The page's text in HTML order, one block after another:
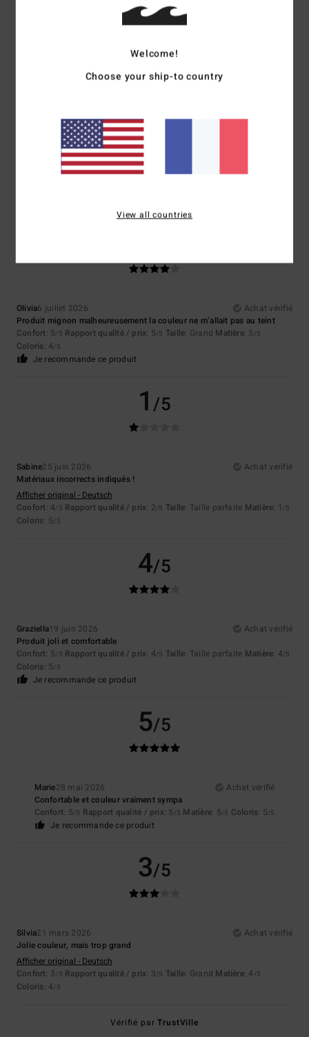
Coloris
Olivia6 juillet 2026
Achat vérifié
Produit mignon malheureusement la couleur ne m’allait pas au teint
Confort: 5/5 Rapport qualité / prix: 5/5 Taille: Grand Matière: 5 /5
Coloris: 4/5
Je recommande ce produit
1/5
Sabine25 juin 2026
Achat vérifié
Matériaux incorrects indiqués !
Afficher original - Deutsch
Confort: 4/5 Rapport qualité / prix: 2/5 Taille: Taille parfaite Matière: 1 /5
Coloris: 5/5
4/5
Graziella19 juin 2026
Achat vérifié
Produit joli et comfortable
Confort: 5/5 Rapport qualité / prix: 4/5 Taille: Taille parfaite Matière: 4/5
Coloris: 5/5
Je recommande ce produit
5/5
Marie28 mai 2026
Achat vérifié
Confortable et couleur vraiment sympa
Confort: 5/5 Rapport qualité / prix: 5 /5 Matière: 5/5 Coloris: 5/5
Je recommande ce produit
3/5
Silvia21 mars 2026
Achat vérifié
Jolie couleur, mais trop grand
Afficher original - Deutsch
Confort: 3/5 Rapport qualité / prix: 3/5 Taille: Grand Matière: 4 /5
Coloris: 4/5
Vérifié parTrustVille
Welcome!
Choose your ship-to country
View all countries